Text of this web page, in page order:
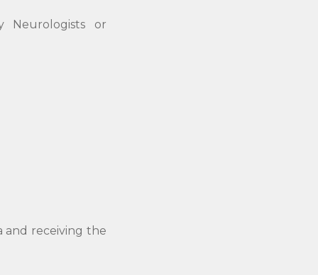
Neurologists or
and receiving the